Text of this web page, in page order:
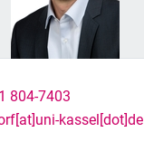
804-7403
kassel[dot]de